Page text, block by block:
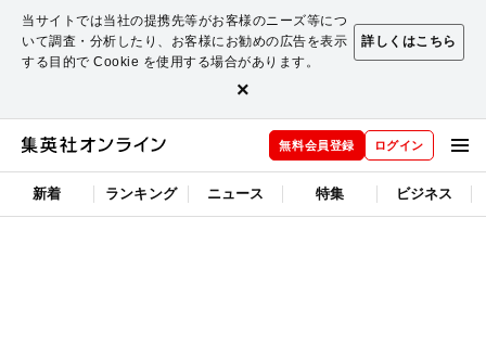
当サイトでは当社の提携先等がお客様のニーズ等につ
いて調査・分析したり、お客様にお勧めの広告を表示
する目的で Cookie を使用する場合があります。
詳しくはこちら
×
無料会員登録 ログイン
新着 ランキング ニュース 特集 ビジネス